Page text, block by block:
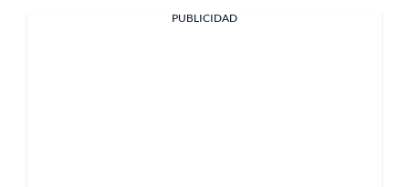
PUBLICIDAD